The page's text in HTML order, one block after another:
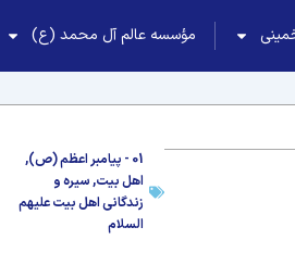
مؤسسه عالم آل محمد (ع)
01 - پیامبر اعظم (ص)
,
اهل بیت,سیره و
زندگانی اهل بیت علیهم
السلام